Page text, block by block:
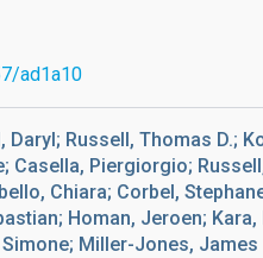
ad1a10
Russell, Thomas D.;
Casella, Piergiorgio;
Chiara; Corbel,
Homan, Jeroen; Kara,
Miller-Jones, James